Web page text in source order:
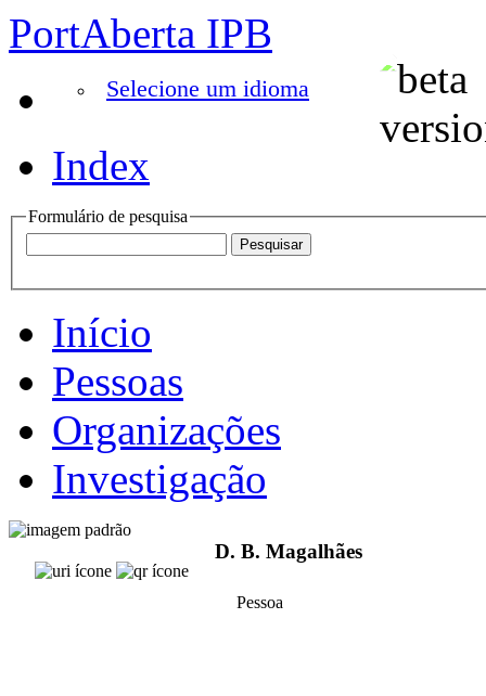
PortAberta IPB
Selecione um idioma
Index
Formulário de pesquisa
Início
Pessoas
Organizações
Investigação
D. B. Magalhães
Pessoa